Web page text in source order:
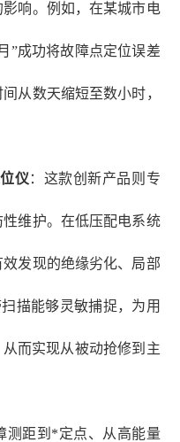
响。例如，在某城市电
”成功将故障点定位误差
从数天缩短至数小时，
仪 ：这款创新产品则专
维护。在低压配电系统
发现的绝缘劣化、局部
描能够灵敏捕捉，为用
而实现从被动抢修到主
测距到*定点、从高能量